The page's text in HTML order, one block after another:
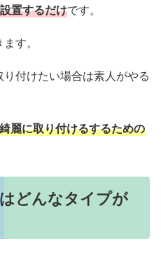
置するだけです。
す。
付けたい場合は素人がやる
麗に取り付けるするための
どんなタイプが